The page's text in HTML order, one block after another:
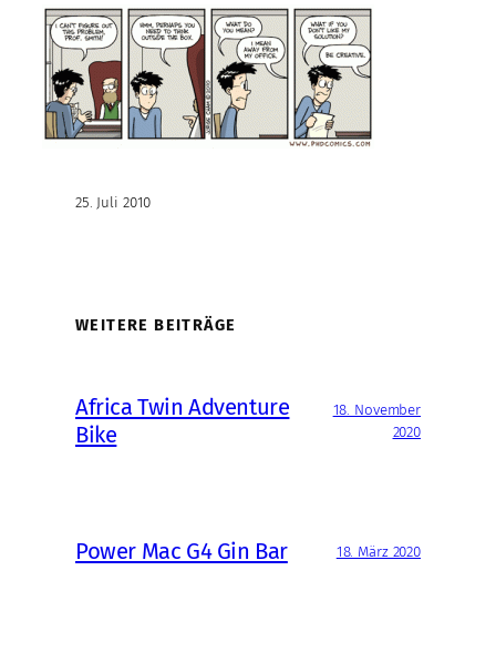
25. Juli 2010
WEITERE BEITRÄGE
Africa Twin Adventure
Bike
18. November
2020
Power Mac G4 Gin Bar 18. März 2020